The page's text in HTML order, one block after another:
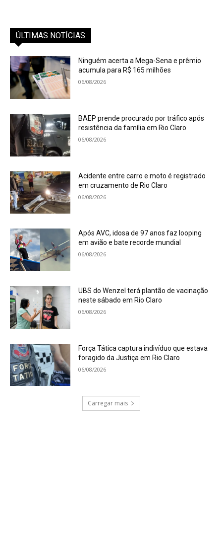
ÚLTIMAS NOTÍCIAS
Ninguém acerta a Mega-Sena e prêmio
acumula para R$ 165 milhões
06/08/2026
BAEP prende procurado por tráfico após
resistência da família em Rio Claro
06/08/2026
Acidente entre carro e moto é registrado
em cruzamento de Rio Claro
06/08/2026
Após AVC, idosa de 97 anos faz looping
em avião e bate recorde mundial
06/08/2026
UBS do Wenzel terá plantão de vacinação
neste sábado em Rio Claro
06/08/2026
Força Tática captura indivíduo que estava
foragido da Justiça em Rio Claro
06/08/2026
Carregar mais